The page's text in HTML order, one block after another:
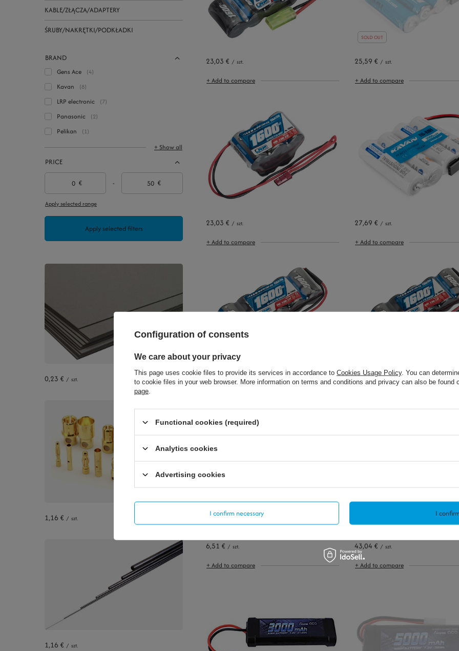
KABLE/ZŁĄCZA/ADAPTERY
ŚRUBY/NAKRĘTKI/PODKŁADKI
BRAND
Gens Ace 4
Kavan 8
LRP electronic 7
Panasonic 2
Pelikan 1
+ Show all
PRICE
€ - €
Apply selected range
Apply selected filters
0,23 € / szt.
1,16 € / szt.
1,16 € / szt.
23,03 € / szt.
+ Add to compare
SOLD OUT
25,59 € / szt.
+ Add to compare
23,03 € / szt.
+ Add to compare
27,69 € / szt.
+ Add to compare
23,03 € / szt. 23,03 € / szt.
6,51 € / szt.
+ Add to compare
43,04 € / szt.
+ Add to compare
Configuration of consents
We care about your privacy
This page uses cookie files to provide its services in accordance to Cookies Usage Policy. You can
to cookie files in your web browser. More information on terms and conditions and privacy can also be found
page
Functional cookies (required)
Analytics cookies
Advertising cookies
I confirm necessary I